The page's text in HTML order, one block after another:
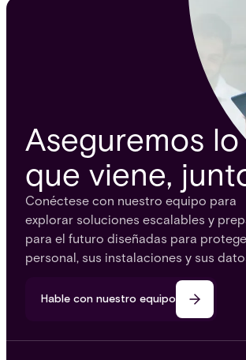
Aseguremos lo
que viene,
Conéctese con nuestro equipo para
explorar soluciones escalables y
para el futuro diseñadas para
personal, sus instalaciones y sus
Hable con nuestro equipo